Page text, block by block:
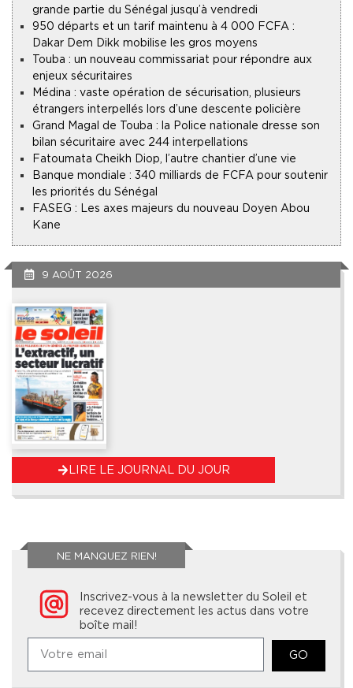
grande partie du Sénégal jusqu’à vendredi
950 départs et un tarif maintenu à 4 000 FCFA :
Dakar Dem Dikk mobilise les gros moyens
Touba : un nouveau commissariat pour répondre aux
enjeux sécuritaires
Médina : vaste opération de sécurisation, plusieurs
étrangers interpellés lors d’une descente policière
Grand Magal de Touba : la Police nationale dresse son
bilan sécuritaire avec 244 interpellations
Fatoumata Cheikh Diop, l’autre chantier d’une vie
Banque mondiale : 340 milliards de FCFA pour soutenir
les priorités du Sénégal
FASEG : Les axes majeurs du nouveau Doyen Abou
Kane
9 AOÛT 2026
LIRE LE JOURNAL DU JOUR
NE MANQUEZ RIEN!
Inscrivez-vous à la newsletter du Soleil et
recevez directement les actus dans votre
boîte mail!
GO